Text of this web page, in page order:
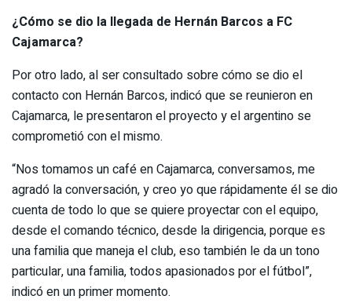
¿Cómo se dio la llegada de Hernán Barcos a FC
Cajamarca?
Por otro lado, al ser consultado sobre cómo se dio el
contacto con Hernán Barcos, indicó que se reunieron en
Cajamarca, le presentaron el proyecto y el argentino se
comprometió con el mismo.
“Nos tomamos un café en Cajamarca, conversamos, me
agradó la conversación, y creo yo que rápidamente él se dio
cuenta de todo lo que se quiere proyectar con el equipo,
desde el comando técnico, desde la dirigencia, porque es
una familia que maneja el club, eso también le da un tono
particular, una familia, todos apasionados por el fútbol”,
indicó en un primer momento.